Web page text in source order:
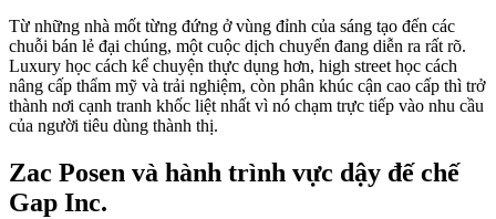
Từ những nhà mốt từng đứng ở vùng đỉnh của sáng tạo đến các
chuỗi bán lẻ đại chúng, một cuộc dịch chuyển đang diễn ra rất rõ.
Luxury học cách kể chuyện thực dụng hơn, high street học cách
nâng cấp thẩm mỹ và trải nghiệm, còn phân khúc cận cao cấp thì trở
thành nơi cạnh tranh khốc liệt nhất vì nó chạm trực tiếp vào nhu cầu
của người tiêu dùng thành thị.
Zac Posen và hành trình vực dậy đế chế
Gap Inc.